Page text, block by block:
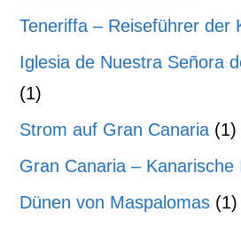
Teneriffa – Reiseführer der
Iglesia de Nuestra Señora
(1)
Strom auf Gran Canaria (1)
Gran Canaria – Kanarische
Dünen von Maspalomas (1)